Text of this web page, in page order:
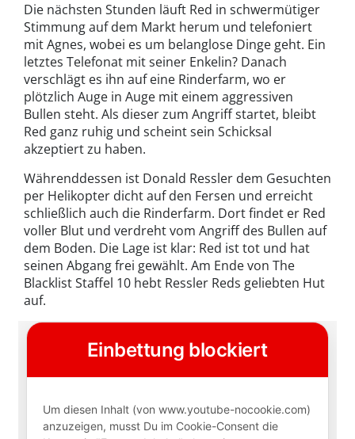
Die nächsten Stunden läuft Red in schwermütiger
Stimmung auf dem Markt herum und telefoniert
mit Agnes, wobei es um belanglose Dinge geht. Ein
letztes Telefonat mit seiner Enkelin? Danach
verschlägt es ihn auf eine Rinderfarm, wo er
plötzlich Auge in Auge mit einem aggressiven
Bullen steht. Als dieser zum Angriff startet, bleibt
Red ganz ruhig und scheint sein Schicksal
akzeptiert zu haben.
Währenddessen ist Donald Ressler dem Gesuchten
per Helikopter dicht auf den Fersen und erreicht
schließlich auch die Rinderfarm. Dort findet er Red
voller Blut und verdreht vom Angriff des Bullen auf
dem Boden. Die Lage ist klar: Red ist tot und hat
seinen Abgang frei gewählt. Am Ende von The
Blacklist Staffel 10 hebt Ressler Reds geliebten Hut
auf.